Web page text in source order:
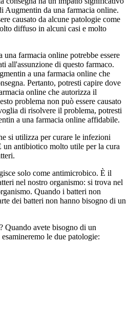
Augmentin da una farmacia online.
causato da alcune patologie come
diffuso in alcuni casi e molto
farmacia online potrebbe essere
all'assunzione di questo farmaco.
a una farmacia online che
Pertanto, potresti capire dove
online che autorizza il
problema non può essere causato
di risolvere il problema, potresti
a una farmacia online affidabile.
si utilizza per curare le infezioni
un antibiotico molto utile per la cura
solo come antimicrobico. È il
nel nostro organismo: si trova nel
Quando i batteri non
dei batteri non hanno bisogno di un
Quando avete bisogno di un
le due patologie: